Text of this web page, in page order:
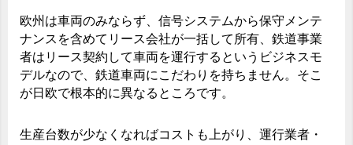
欧州は車両のみならず、信号システムから保守メンテ
ナンスを含めてリース会社が一括して所有、鉄道事業
者はリース契約して車両を運行するというビジネスモ
デルなので、鉄道車両にこだわりを持ちません。そこ
が日欧で根本的に異なるところです。
生産台数が少なくなればコストも上がり、運行業者・